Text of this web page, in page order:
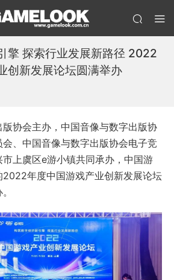
擎 探索行业发展新路径 2022
创新发展论坛圆满举办
协会主办，中国音像与数字出版协
、中国音像与数字出版协会电子竞
上虞区e游小镇共同承办，中国游
年度中国游戏产业创新发展论坛